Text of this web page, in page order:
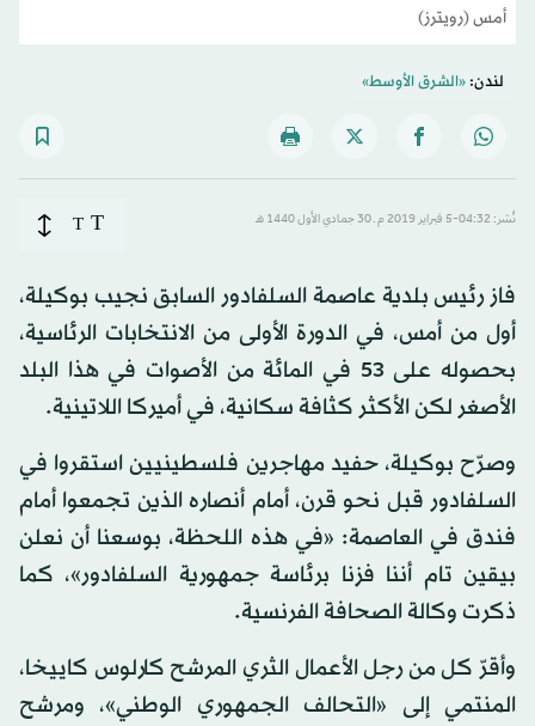
أمس (رويترز)
لندن:«الشرق الأوسط»
نُشر: 04:32-5 فبراير 2019 م ـ 30 جمادي الأول 1440 هـ T
T
فاز رئيس بلدية عاصمة السلفادور السابق نجيب بوكيلة،
أول من أمس، في الدورة الأولى من الانتخابات الرئاسية،
بحصوله على 53 في المائة من الأصوات في هذا البلد
الأصغر لكن الأكثر كثافة سكانية، في أميركا اللاتينية.
وصرّح بوكيلة، حفيد مهاجرين فلسطينيين استقروا في
السلفادور قبل نحو قرن، أمام أنصاره الذين تجمعوا أمام
فندق في العاصمة: «في هذه اللحظة، بوسعنا أن نعلن
بيقين تام أننا فزنا برئاسة جمهورية السلفادور»، كما
ذكرت وكالة الصحافة الفرنسية.
وأقرّ كل من رجل الأعمال الثري المرشح كارلوس كاييخا،
المنتمي إلى «التحالف الجمهوري الوطني»، ومرشح